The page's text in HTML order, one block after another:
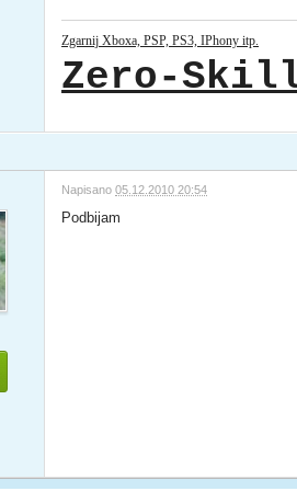
Zgarnij Xboxa, PSP, PS3, IPhony itp.
Zero-
Napisano05.12.2010 20:54
Podbijam